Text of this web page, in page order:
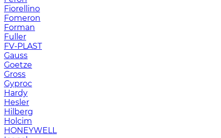
Fiorellino
Fomeron
Forman
Fuller
FV-PLAST
Gauss
Goetze
Gross
Gyproc
Hardy
Hesler
Hilberg
Holcim
HONEYWELL